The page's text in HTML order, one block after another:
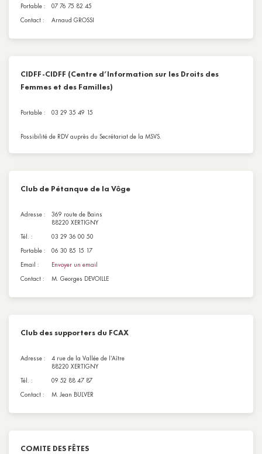
Portable :
07 76 75 82 45
Contact :
Arnaud GROSSI
CIDFF-CIDFF (Centre d’Information sur les Droits des
Femmes et des Familles)
Portable : 03 29 35 49 15
Possibilité de RDV auprès du Secrétariat de la MSVS.
Club de Pétanque de la Vôge
Adresse :
369 route de Bains
88220 XERTIGNY
Tél. :
03 29 36 00 50
Portable :
06 30 85 15 17
Email :
Envoyer un email
Contact :
M. Georges DEVOILLE
Club des supporters du FCAX
Adresse :
4 rue de la Vallée de l’Aître
88220 XERTIGNY
Tél. :
09 52 88 47 87
Contact :
M. Jean BULVER
COMITE DES FÊTES